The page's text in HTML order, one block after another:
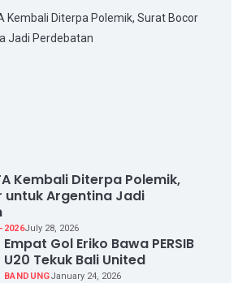
Kembali Diterpa Polemik,
untuk Argentina Jadi
2026July 28, 2026
Empat Gol Eriko Bawa PERSIB
U20 Tekuk Bali United
BANDUNGJanuary 24, 2026